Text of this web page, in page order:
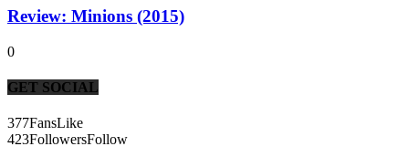
Review: Minions (2015)
0
GET SOCIAL
377FansLike
423FollowersFollow